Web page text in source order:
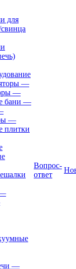
для
—
—
бани —
—
плитки
—
Вопрос-
ответ